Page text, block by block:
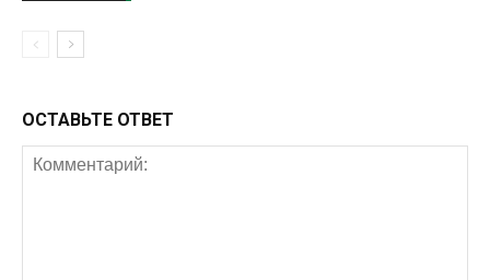
ОСТАВЬТЕ ОТВЕТ